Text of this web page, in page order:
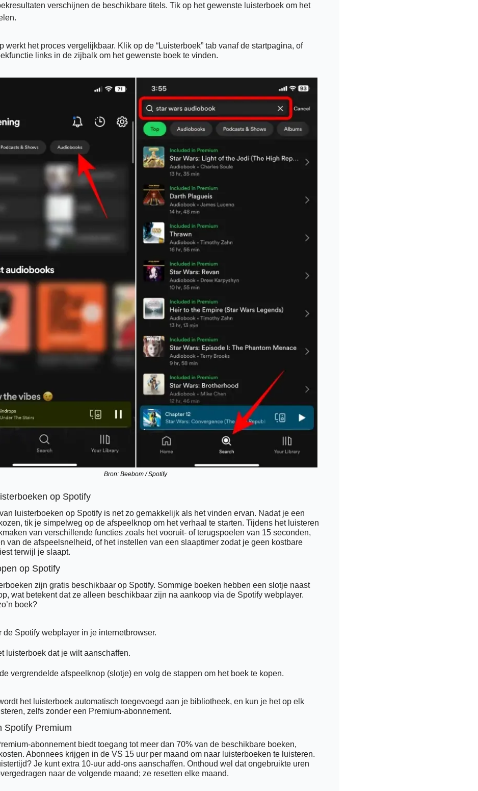
verschijnen de beschikbare titels. Tik op het gewenste luisterboek om het
werkt het proces vergelijkbaar. Klik op de “Luisterboek” tab vanaf de startpagina, of
links in de zijbalk om het gewenste boek te vinden.
Bron: Beebom / Spotify
op Spotify
luisterboeken op Spotify is net zo gemakkelijk als het vinden ervan. Nadat je een
tik je simpelweg op de afspeelknop om het verhaal te starten. Tijdens het luisteren
van verschillende functies zoals het vooruit- of terugspoelen van 15 seconden,
van de afspeelsnelheid, of het instellen van een slaaptimer zodat je geen kostbare
terwijl je slaapt.
op Spotify
zijn gratis beschikbaar op Spotify. Sommige boeken hebben een slotje naast
wat betekent dat ze alleen beschikbaar zijn na aankoop via de Spotify webplayer.
boek?
de Spotify webplayer in je internetbrowser.
luisterboek dat je wilt aanschaffen.
vergrendelde afspeelknop (slotje) en volg de stappen om het boek te kopen.
het luisterboek automatisch toegevoegd aan je bibliotheek, en kun je het op elk
zelfs zonder een Premium-abonnement.
Spotify Premium
abonnement biedt toegang tot meer dan 70% van de beschikbare boeken,
Abonnees krijgen in de VS 15 uur per maand om naar luisterboeken te luisteren.
Je kunt extra 10-uur add-ons aanschaffen. Onthoud wel dat ongebruikte uren
naar de volgende maand; ze resetten elke maand.